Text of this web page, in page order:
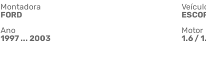
Montadora
FORD
Ano
1997 ... 2003
Motor
1.6 /